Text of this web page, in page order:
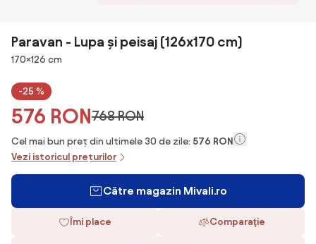
Paravan - Lupa și peisaj (126x170 cm)
Dimensiuni
170×126 cm
-25 %
576 RON768 RON
Cel mai bun preț din ultimele 30 de zile: 576 RON
Vezi istoricul prețurilor
Către magazin Mivali.ro
Îmi place Comparaţie